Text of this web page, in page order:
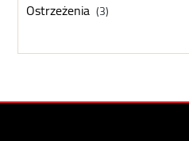
Ostrzeżenia (3)